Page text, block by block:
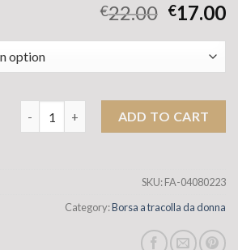
€22.00 €17.00
ADD TO CART
SKU:FA-04080223
Category:Borsa a tracolla da donna